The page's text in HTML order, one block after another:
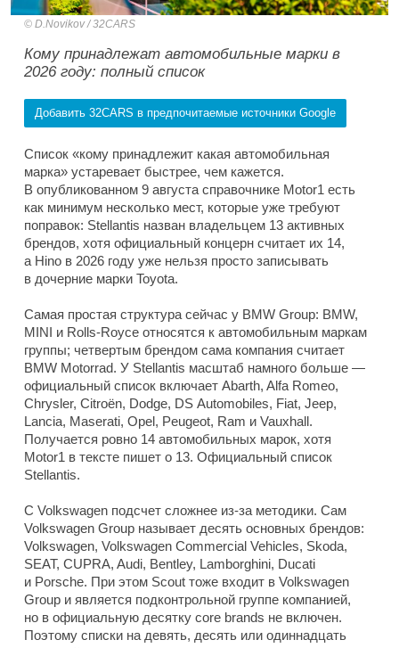
D.Novikov / 32CARS
Кому принадлежат автомобильные марки в
2026 году: полный список
Добавить 32CARS в предпочитаемые источники Google
Список «кому принадлежит какая автомобильная
марка» устаревает быстрее, чем кажется.
В опубликованном 9 августа справочнике Motor1 есть
как минимум несколько мест, которые уже требуют
поправок: Stellantis назван владельцем 13 активных
брендов, хотя официальный концерн считает их 14,
а Hino в 2026 году уже нельзя просто записывать
в дочерние марки Toyota.
Самая простая структура сейчас у BMW Group: BMW,
MINI и Rolls-Royce относятся к автомобильным маркам
группы; четвертым брендом сама компания считает
BMW Motorrad. У Stellantis масштаб намного больше —
официальный список включает Abarth, Alfa Romeo,
Chrysler, Citroën, Dodge, DS Automobiles, Fiat, Jeep,
Lancia, Maserati, Opel, Peugeot, Ram и Vauxhall.
Получается ровно 14 автомобильных марок, хотя
Motor1 в тексте пишет о 13. Официальный список
Stellantis.
С Volkswagen подсчет сложнее из-за методики. Сам
Volkswagen Group называет десять основных брендов:
Volkswagen, Volkswagen Commercial Vehicles, Skoda,
SEAT, CUPRA, Audi, Bentley, Lamborghini, Ducati
и Porsche. При этом Scout тоже входит в Volkswagen
Group и является подконтрольной группе компанией,
но в официальную десятку core brands не включен.
Поэтому списки на девять, десять или одиннадцать